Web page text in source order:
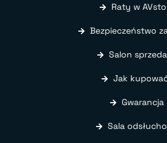
Raty w
Bezpieczeństwo
Salon
Jak
Gwarancja
Sala